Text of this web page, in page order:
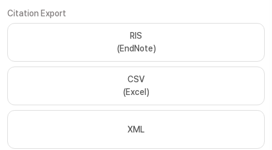
Citation Export
RIS
(EndNote)
CSV
(Excel)
XML